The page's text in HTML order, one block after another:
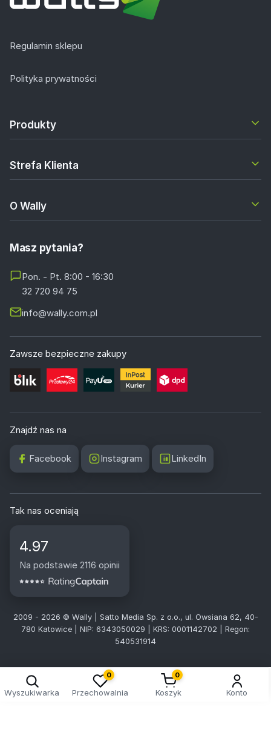
Regulamin sklepu
Polityka prywatności
Produkty
Strefa Klienta
O Wally
Masz pytania?
Pon. - Pt. 8:00 - 16:30
32 720 94 75
info@wally.com.pl
Zawsze bezpieczne zakupy
Znajdź nas na
Facebook Instagram LinkedIn
Tak nas oceniają
4.97
Na podstawie 2116 opinii
2009 - 2026 © Wally | Satto Media Sp. z o.o., ul. Owsiana 62, 40-
780 Katowice | NIP: 6343050029 | KRS: 0001142702 | Regon:
540531914
Wyszukiwarka
0
Przechowalnia
0
Koszyk Konto